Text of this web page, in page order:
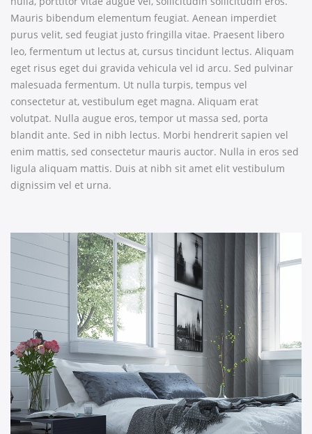
Mauris bibendum elementum feugiat. Aenean imperdiet
purus velit, sed feugiat justo fringilla vitae. Praesent libero
leo, fermentum ut lectus at, cursus tincidunt lectus. Aliquam
eget risus eget dui gravida vehicula vel id arcu. Sed pulvinar
malesuada fermentum. Ut nulla turpis, tempus vel
consectetur at, vestibulum eget magna. Aliquam erat
volutpat. Nulla augue eros, tempor ut massa sed, porta
blandit ante. Sed in nibh lectus. Morbi hendrerit sapien vel
enim mattis, sed consectetur mauris auctor. Nulla in eros sed
ligula aliquam mattis. Duis at nibh sit amet elit vestibulum
dignissim vel et urna.